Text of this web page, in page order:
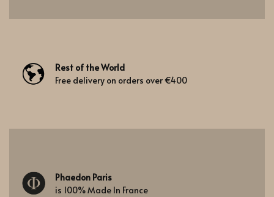
Rest of the World
Free delivery on orders over €400
Phaedon Paris
is 100% Made In France